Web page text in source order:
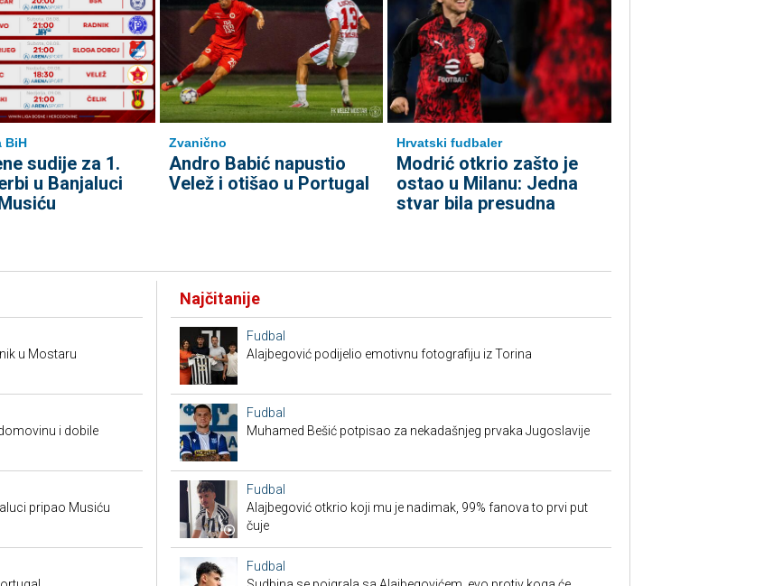
BiH
sudije za 1.
u Banjaluci
Zvanično
Andro Babić napustio
Velež i otišao u Portugal
Hrvatski fudbaler
Modrić otkrio zašto je
ostao u Milanu: Jedna
stvar bila presudna
u Mostaru
i dobile
pripao Musiću
Najčitanije
Fudbal
Alajbegović podijelio emotivnu fotografiju iz Torina
Fudbal
Muhamed Bešić potpisao za nekadašnjeg prvaka Jugoslavije
Fudbal
Alajbegović otkrio koji mu je nadimak, 99% fanova to prvi put
čuje
Fudbal